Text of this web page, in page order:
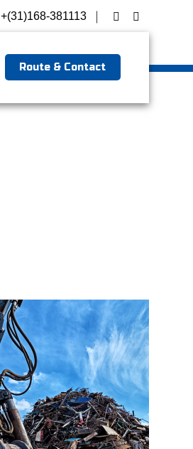
+(31)168-381113
Route & Contact